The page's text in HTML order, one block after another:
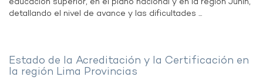
detallando el nivel de avance y las dificultades ...
Estado de la Acreditación y la Certificación en
la región Lima Provincias